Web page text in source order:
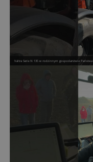
Valtra Serie N 135 w rodzinnym gospodarstwie